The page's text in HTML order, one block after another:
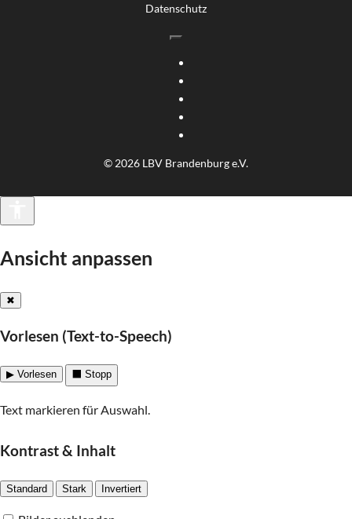
© 2026 LBV Brandenburg e.V.
Datenschutz
Barrierefreiheit
Ansicht anpassen
✖
Vorlesen (Text-to-Speech)
▶ Vorlesen ⬛ Stopp
Text markieren für Auswahl.
Kontrast & Inhalt
Standard Stark Invertiert